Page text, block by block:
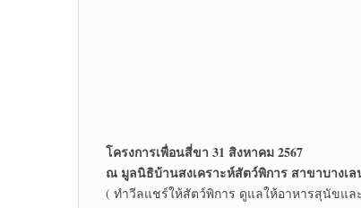
โครงการเพื่อนสี่ขา 31 สิงหาคม 2567
ณ มูลนิธิบ้านสงเคราะห์สัตว์พิการ สาขาบางเ
( ทำวีลแชร์ให้สัตว์พิการ ดูแลให้อาหารสุนัขแล